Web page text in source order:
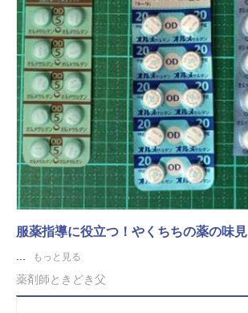
服薬指導に役立つ！やくちちの薬の味見
もっと見る
薬剤師ときどき父